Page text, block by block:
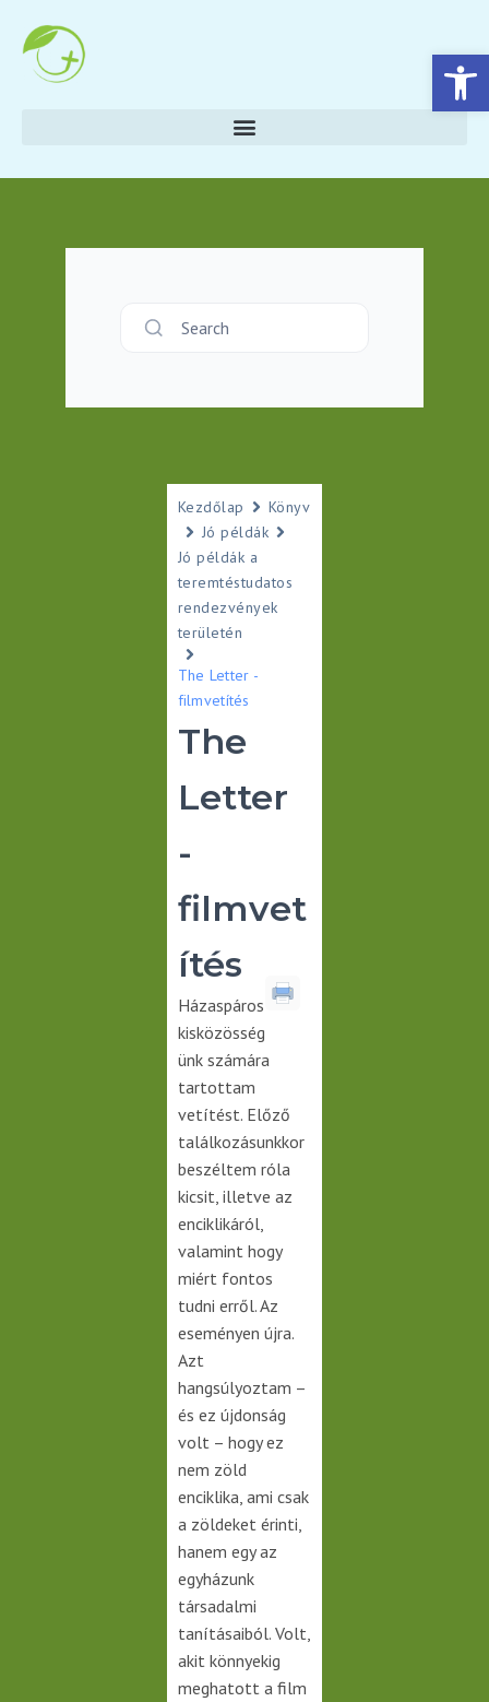
Eszköztár megnyitása
Search
Kezdőlap
Könyv
Jó példák
Jó példák a
teremtéstudatos
rendezvények
területén
The Letter -
filmvetítés
The
Letter
-
filmvet
ítés
Házaspáros
kisközösség
ünk számára
tartottam
vetítést. Előző
találkozásunkkor
beszéltem róla
kicsit, illetve az
enciklikáról,
valamint hogy
miért fontos
tudni erről. Az
eseményen újra.
Azt
hangsúlyoztam –
és ez újdonság
volt – hogy ez
nem zöld
enciklika, ami csak
a zöldeket érinti,
hanem egy az
egyházunk
társadalmi
tanításaiból. Volt,
akit könnyekig
meghatott a film